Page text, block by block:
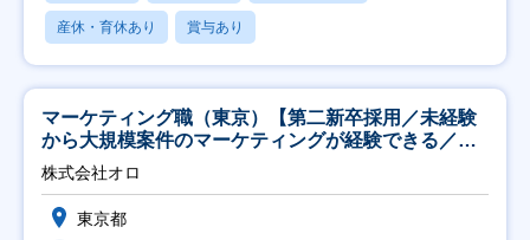
産休・育休あり 賞与あり
マーケティング職（東京）【第二新卒採用／未経験
から大規模案件のマーケティングが経験できる／研
修充実】
株式会社オロ
東京都